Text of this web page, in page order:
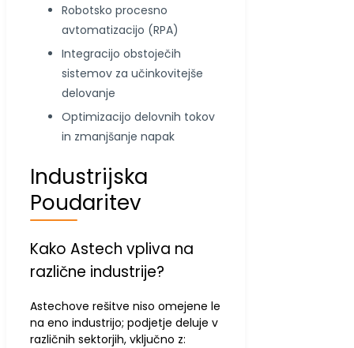
Robotsko procesno
avtomatizacijo (RPA)
Integracijo obstoječih
sistemov za učinkovitejše
delovanje
Optimizacijo delovnih tokov
in zmanjšanje napak
Industrijska
Poudaritev
Kako Astech vpliva na
različne industrije?
Astechove rešitve niso omejene le
na eno industrijo; podjetje deluje v
različnih sektorjih, vključno z: